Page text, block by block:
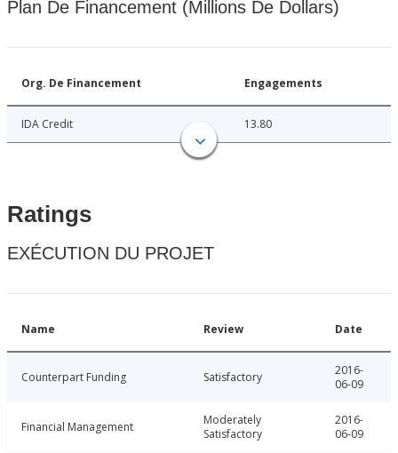
Plan De Financement (Millions De Dollars)
Org. De Financement Engagements
IDA Credit 13.80
Ratings
EXÉCUTION DU PROJET
Name Review Date
Counterpart Funding Satisfactory
2016-
06-09
Financial Management
Moderately
Satisfactory
2016-
06-09